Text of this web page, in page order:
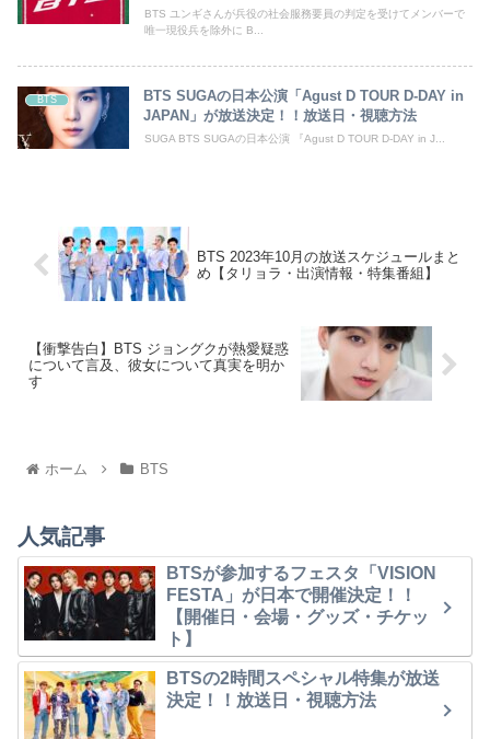
BTS ユンギさんが兵役の社会服務要員の判定を受けてメンバーで
唯一現役兵を除外に B...
BTS
BTS SUGAの日本公演「Agust D TOUR D-DAY in
JAPAN」が放送決定！！放送日・視聴方法
SUGA BTS SUGAの日本公演 『Agust D TOUR D-DAY in J...
BTS 2023年10月の放送スケジュールまと
め【タリョラ・出演情報・特集番組】
【衝撃告白】BTS ジョングクが熱愛疑惑
について言及、彼女について真実を明か
す
ホーム BTS
人気記事
BTSが参加するフェスタ「VISION
FESTA」が日本で開催決定！！
【開催日・会場・グッズ・チケッ
ト】
BTSの2時間スペシャル特集が放送
決定！！放送日・視聴方法